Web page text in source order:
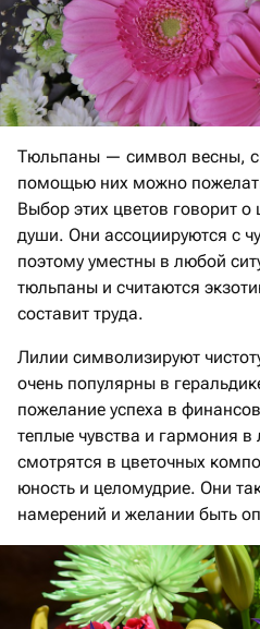
Тюльпаны — символ весны,
помощью них можно
Выбор этих цветов говорит о
души. Они ассоциируются с
поэтому уместны в любой
тюльпаны и считаются
составит труда.
Лилии символизируют
очень популярны в
пожелание успеха в
теплые чувства и гармония
смотрятся в цветочных
юность и целомудрие. Они
намерений и желании быть